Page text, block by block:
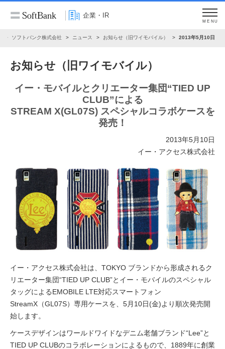
企業・IR
MENU
ソフトバンク株式会社 ニュース お知らせ（旧ワイモバイル） 2013年5月10日
お知らせ（旧ワイモバイル）
イー・モバイルとクリエーター集団“TIED UP
CLUB”による
STREAM X(GL07S) スペシャルコラボケースを
発売！
2013年5月10日
イー・アクセス株式会社
イー・アクセス株式会社は、TOKYO ブランドから形成されるク
リエーター集団“TIED UP CLUB”とイー・モバイルのスペシャル
タッグによるEMOBILE LTE対応スマートフォン
StreamX（GL07S）専用ケースを、5月10日(金)より順次発売開
始します。
ケースデザインはワールドワイドなデニム老舗ブランド“Lee”と
TIED UP CLUBのコラボレーションによるもので、1889年に創業